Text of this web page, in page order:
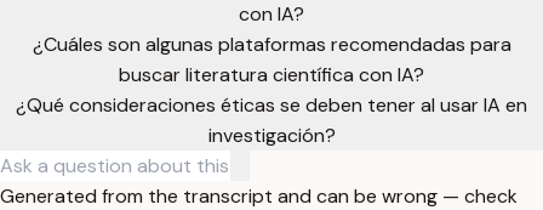
con IA?
¿Cuáles son algunas plataformas recomendadas para
buscar literatura científica con IA?
¿Qué consideraciones éticas se deben tener al usar IA en
investigación?
Generated from the transcript and can be wrong — check